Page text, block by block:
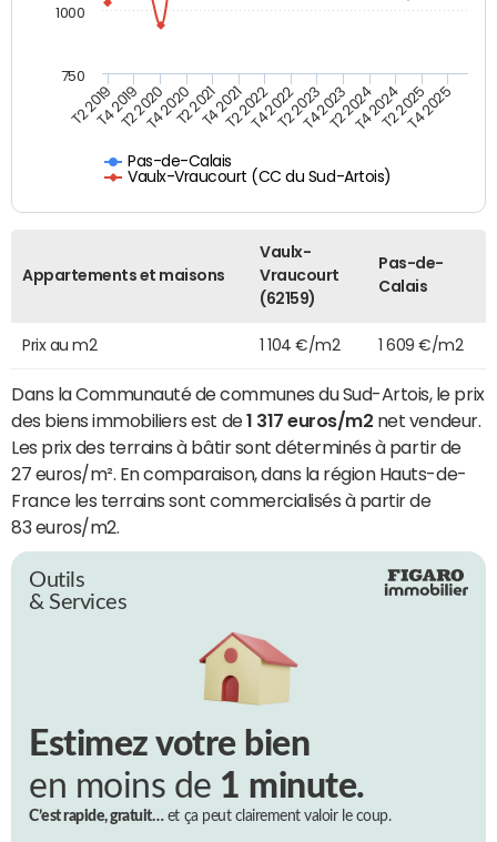
Pas-de-Calais
Vaulx-Vraucourt (CC du Sud-Artois)
T2 2019T4 2019T2 2020T4 2020T2 2021T4 2021T2 2022T4 2022T2 2023T4 2023T2 2024T4 2024T2 2025T4 2025
1000
750
Appartements et maisons
Vaulx-
Vraucourt
(62159)
Pas-de-
Calais
Prix au m2 1 104 €/m2 1 609 €/m2
Dans la Communauté de communes du Sud-Artois, le prix
des biens immobiliers est de1 317 euros/m2 net vendeur.
Les prix des terrains à bâtir sont déterminés à partir de
27 euros/m². En comparaison, dans la région Hauts-de-
France les terrains sont commercialisés à partir de
83 euros/m2.
Outils
& Services
Estimez votre bien
en moins de 1 minute.
C’est rapide, gratuit…et ça peut clairement valoir le coup.